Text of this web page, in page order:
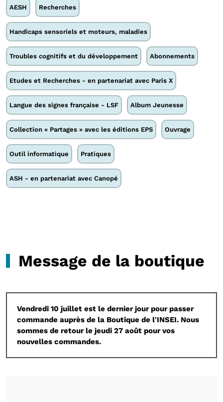
AESH Recherches
Handicaps sensoriels et moteurs, maladies
Troubles cognitifs et du développement Abonnements
Etudes et Recherches - en partenariat avec Paris X
Langue des signes française - LSF Album Jeunesse
Collection « Partages » avec les éditions EPS Ouvrage
Outil informatique Pratiques
ASH - en partenariat avec Canopé
Message de la boutique
Vendredi 10 juillet est le dernier jour pour passer
commande auprès de la Boutique de l'INSEI. Nous
sommes de retour le jeudi 27 août pour vos
nouvelles commandes.